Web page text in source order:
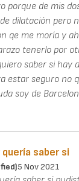
porque de mis
dilatación pero
qe me moría y
tenerlo por
saber si hay
estar seguro no
soy de
saber si
5 Nov 2021